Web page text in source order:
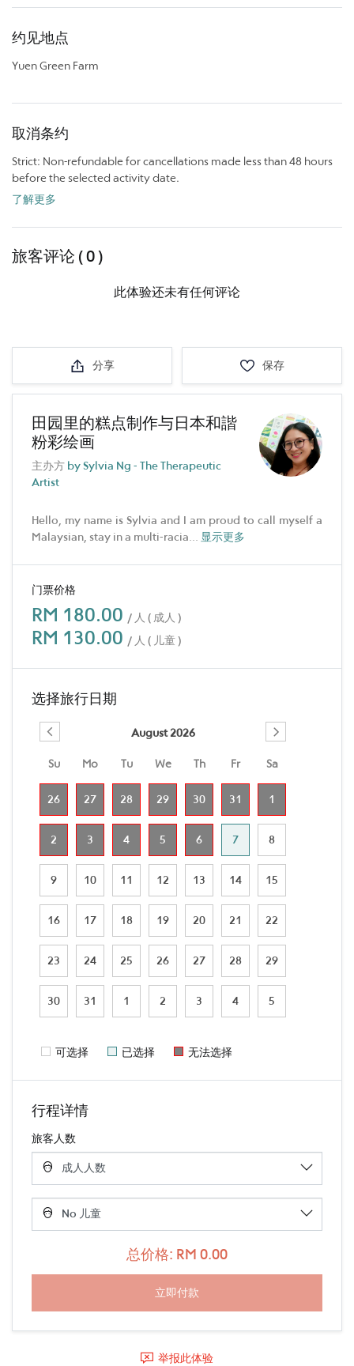
约见地点
Yuen Green Farm
取消条约
Strict: Non-refundable for cancellations made less than 48 hours
before the selected activity date.
了解更多
旅客评论 ( 0 )
此体验还未有任何评论
分享 保存
田园里的糕点制作与日本和諧
粉彩绘画
主办方 by Sylvia Ng - The Therapeutic
Artist
Hello, my name is Sylvia and I am proud to call myself a
Malaysian, stay in a multi-racia... 显示更多
门票价格
RM 180.00 / 人 ( 成人 )
RM 130.00 / 人 ( 儿童 )
选择旅行日期
August 2026
Su Mo Tu We Th Fr Sa
26 27 28 29 30 31 1
2 3 4 5 6 7 8
9 10 11 12 13 14 15
16 17 18 19 20 21 22
23 24 25 26 27 28 29
30 31 1 2 3 4 5
可选择 已选择 无法选择
行程详情
旅客人数
总价格: RM 0.00
举报此体验